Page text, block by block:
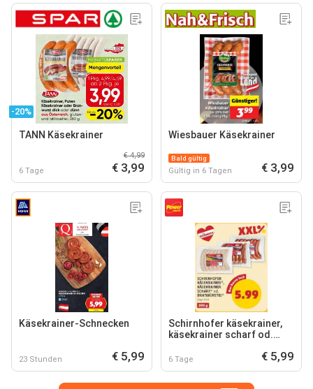
-20%
TANN Käsekrainer
6 Tage
€ 4,99
€ 3,99
Wiesbauer Käsekrainer
Bald gültig
Gültig in 6 Tagen € 3,99
Käsekrainer-Schnecken
23 Stunden € 5,99
Schirnhofer käsekrainer,
käsekrainer scharf od.
6 Tage € 5,99